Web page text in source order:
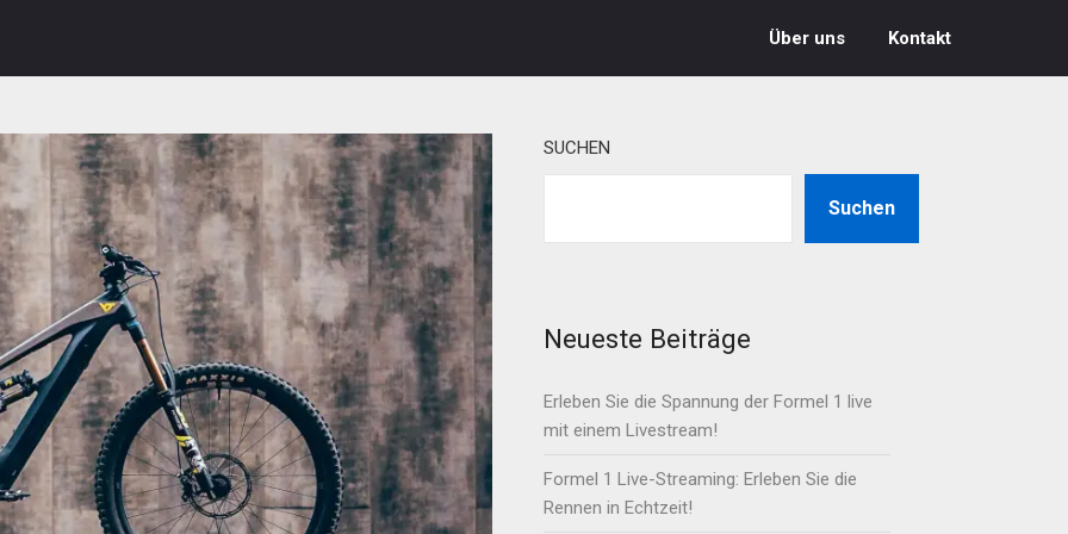
Über uns Kontakt
SUCHEN
Suchen
Neueste Beiträge
Erleben Sie die Spannung der Formel 1 live
mit einem Livestream!
Formel 1 Live-Streaming: Erleben Sie die
Rennen in Echtzeit!